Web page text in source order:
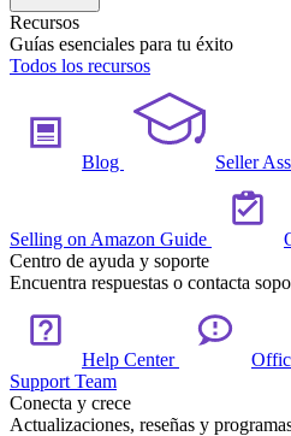
Recursos
Guías esenciales para tu éxito
Todos los recursos
Blog Seller
Selling on Amazon Guide
Centro de ayuda y soporte
Encuentra respuestas o contacta
Help Center
Support Team
Conecta y crece
Actualizaciones, reseñas y